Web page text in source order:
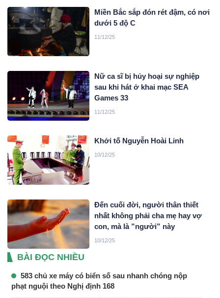
Miền Bắc sắp đón rét đậm, có nơi
dưới 5 độ C
11/12/25
Nữ ca sĩ bị hủy hoại sự nghiệp
sau khi hát ở khai mạc SEA
Games 33
11/12/25
Khởi tố Nguyễn Hoài Linh
10/12/25
Đến cuối đời, người thân thiết
nhất không phải cha mẹ hay vợ
con, mà là ”người” này
10/12/25
BÀI ĐỌC NHIỀU
583 chủ xe máy có biển số sau nhanh chóng nộp
phạt nguội theo Nghị định 168